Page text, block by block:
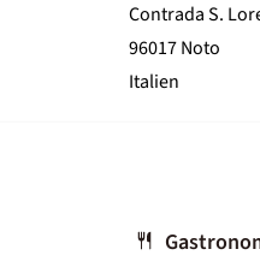
Contrada S.
96017 Noto
Italien